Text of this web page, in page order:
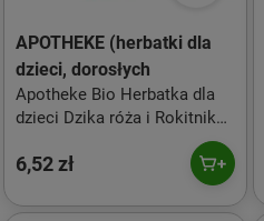
APOTHEKE (herbatki dla
dzieci, dorosłych
Apotheke Bio Herbatka dla
dzieci Dzika róża i Rokitnik
6,52 zł